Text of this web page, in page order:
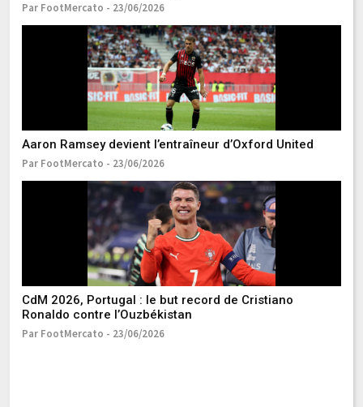
Par FootMercato - 23/06/2026
Aaron Ramsey devient l’entraîneur d’Oxford United
Par FootMercato - 23/06/2026
CdM 2026, Portugal : le but record de Cristiano
Ronaldo contre l’Ouzbékistan
Par FootMercato - 23/06/2026